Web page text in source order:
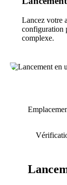
Lancez votre
configuration
complexe.